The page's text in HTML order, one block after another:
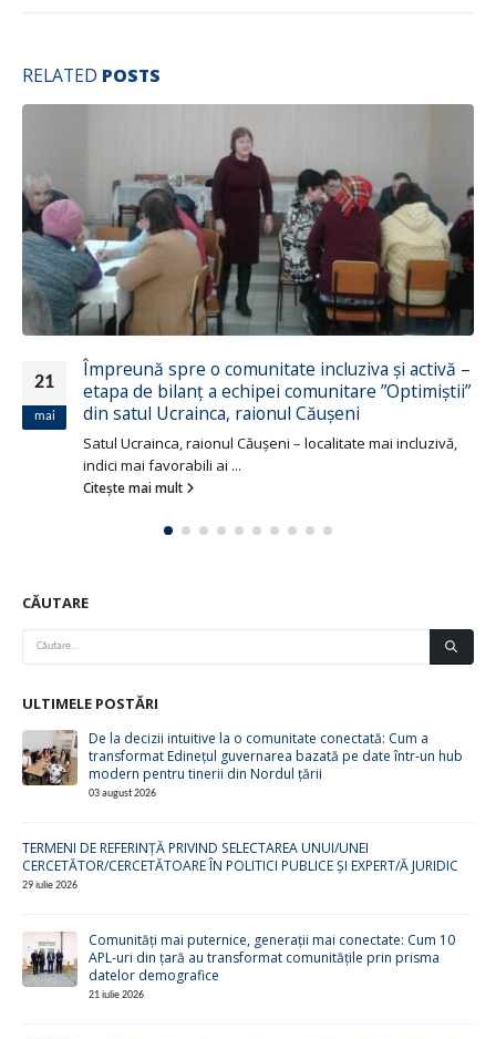
RELATED POSTS
21
mai
Împreună spre o comunitate incluziva și activă –
etapa de bilanț a echipei comunitare ”Optimiștii”
din satul Ucrainca, raionul Căușeni
Satul Ucrainca, raionul Căușeni – localitate mai incluzivă,
indici mai favorabili ai ...
Citește mai mult
CĂUTARE
ULTIMELE POSTĂRI
De la decizii intuitive la o comunitate conectată: Cum a
transformat Edinețul guvernarea bazată pe date într-un hub
modern pentru tinerii din Nordul țării
03 august 2026
TERMENI DE REFERINȚĂ PRIVIND SELECTAREA UNUI/UNEI
CERCETĂTOR/CERCETĂTOARE ÎN POLITICI PUBLICE ȘI EXPERT/Ă JURIDIC
29 iulie 2026
Comunități mai puternice, generații mai conectate: Cum 10
APL-uri din țară au transformat comunitățile prin prisma
datelor demografice
21 iulie 2026